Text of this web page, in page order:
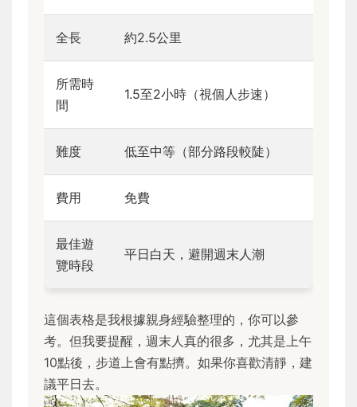
全長 約2.5公里
所需時
間
1.5至2小時（視個人步速）
難度 低至中等（部分路段較陡）
費用 免費
最佳遊
覽時段
平日白天，避開週末人潮
這個表格是我根據親身經驗整理的，你可以參
考。但我要提醒，週末人真的很多，尤其是上午
10點後，步道上會有點擠。如果你喜歡清靜，建
議平日去。